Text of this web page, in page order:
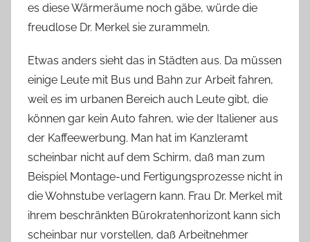
es diese Wärmeräume noch gäbe, würde die
freudlose Dr. Merkel sie zurammeln.
Etwas anders sieht das in Städten aus. Da müssen
einige Leute mit Bus und Bahn zur Arbeit fahren,
weil es im urbanen Bereich auch Leute gibt, die
können gar kein Auto fahren, wie der Italiener aus
der Kaffeewerbung. Man hat im Kanzleramt
scheinbar nicht auf dem Schirm, daß man zum
Beispiel Montage-und Fertigungsprozesse nicht in
die Wohnstube verlagern kann. Frau Dr. Merkel mit
ihrem beschränkten Bürokratenhorizont kann sich
scheinbar nur vorstellen, daß Arbeitnehmer